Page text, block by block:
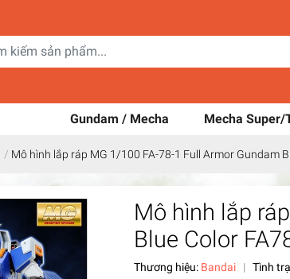
Gundam / Mecha Mecha
/ Mô hình lắp ráp MG 1/100 FA-78-1 Full Armor Gundam
Mô hình lắp
Blue Color
Thương hiệu: Bandai | Tình